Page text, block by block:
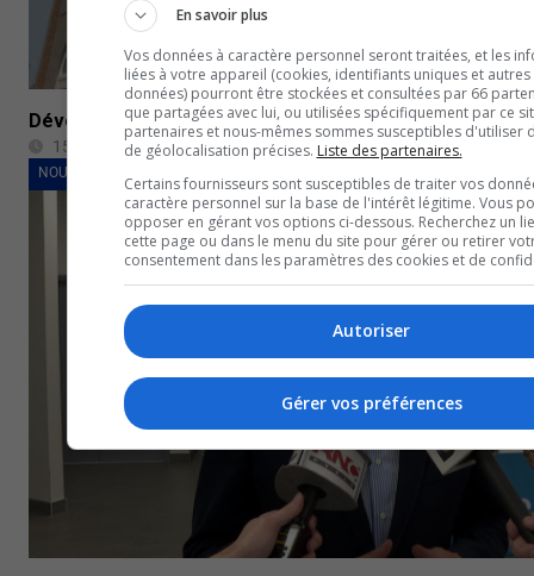
Dévoilement des festivités des 100 ans de la
15 mai 2023
NOUVELLES
En savoir plus
Vos données à caractère personnel seront traitées, et les
liées à votre appareil (cookies, identifiants uniques et
données) pourront être stockées et consultées par 66
que partagées avec lui, ou utilisées spécifiquement par ce
partenaires et nous-mêmes sommes susceptibles d'utiliser
de géolocalisation précises. Liste des partenaires.
Certains fournisseurs sont susceptibles de traiter vos
caractère personnel sur la base de l'intérêt légitime. Vous
opposer en gérant vos options ci-dessous. Recherchez un
cette page ou dans le menu du site pour gérer ou retirer
consentement dans les paramètres des cookies et de
Autoriser
Gérer vos préférences